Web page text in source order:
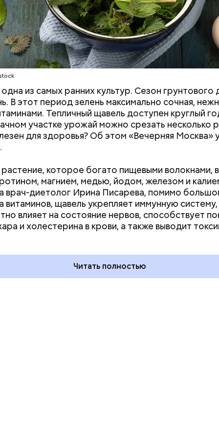
на качелях и
какие
в России
День арбуза и День поцелуев
с зеркалом: какие праздники
августа
из самых ранних культур. Сезон грунтового
В этот период зелень максимально сочная,
Тепличный щавель доступен круглый
участке урожай можно срезать несколько
для здоровья? Об этом «Вечерняя Москва»
которое богато пищевыми волокнами,
магнием, медью, йодом, железом и
врач-диетолог Ирина Писарева, помимо
витаминов, щавель укрепляет иммунную систему,
влияет на состояние нервов, способствует
и холестерина в крови, а также выводит
Читать полностью